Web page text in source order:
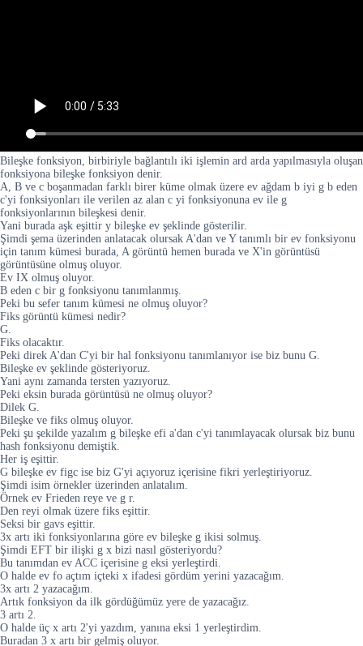
Bileşke fonksiyon, birbiriyle bağlantılı iki işlemin ard arda yapılmasıyla oluşan
fonksiyona bileşke fonksiyon denir.
A, B ve c boşanmadan farklı birer küme olmak üzere ev ağdam b iyi g b eden
c'yi fonksiyonları ile verilen az alan c yi fonksiyonuna ev ile g
fonksiyonlarının bileşkesi denir.
Yani burada aşk eşittir y bileşke ev şeklinde gösterilir.
Şimdi şema üzerinden anlatacak olursak A'dan ve Y tanımlı bir ev fonksiyonu
için tanım kümesi burada, A görüntü hemen burada ve X'in görüntüsü
görüntüsüne olmuş oluyor.
Ev IX olmuş oluyor.
B eden c bir g fonksiyonu tanımlanmış.
Peki bu sefer tanım kümesi ne olmuş oluyor?
Fiks görüntü kümesi nedir?
G.
Fiks olacaktır.
Peki direk A'dan C'yi bir hal fonksiyonu tanımlanıyor ise biz bunu G.
Bileşke ev şeklinde gösteriyoruz.
Yani aynı zamanda tersten yazıyoruz.
Peki eksin burada görüntüsü ne olmuş oluyor?
Dilek G.
Bileşke ve fiks olmuş oluyor.
Peki şu şekilde yazalım g bileşke efi a'dan c'yi tanımlayacak olursak biz bunu
hash fonksiyonu demiştik.
Her iş eşittir.
G bileşke ev figc ise biz G'yi açıyoruz içerisine fikri yerleştiriyoruz.
Şimdi isim örnekler üzerinden anlatalım.
Örnek ev Frieden reye ve g r.
Den reyi olmak üzere fiks eşittir.
Seksi bir gavs eşittir.
3x artı iki fonksiyonlarına göre ev bileşke g ikisi solmuş.
Şimdi EFT bir ilişki g x bizi nasıl gösteriyordu?
Bu tanımdan ev ACC içerisine g eksi yerleştirdi.
O halde ev fo açtım içteki x ifadesi gördüm yerini yazacağım.
3x artı 2 yazacağım.
Artık fonksiyon da ilk gördüğümüz yere de yazacağız.
3 artı 2.
O halde üç x artı 2'yi yazdım, yanına eksi 1 yerleştirdim.
Buradan 3 x artı bir gelmiş oluyor.